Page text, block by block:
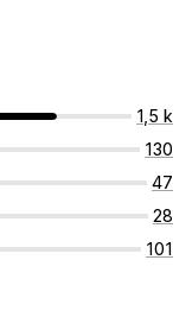
1,5 k
130
47
28
101